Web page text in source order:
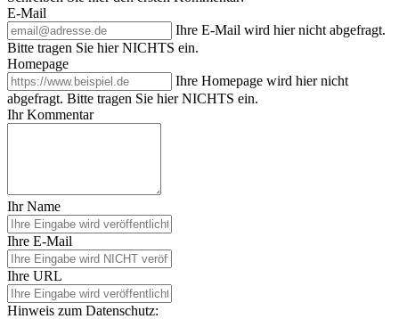
E-Mail
Ihre E-Mail wird hier nicht abgefragt.
Bitte tragen Sie hier NICHTS ein.
Homepage
Ihre Homepage wird hier nicht
abgefragt. Bitte tragen Sie hier NICHTS ein.
Ihr Kommentar
Ihr Name
Ihre E-Mail
Ihre URL
Hinweis zum Datenschutz: